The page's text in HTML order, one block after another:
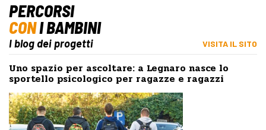
PERCORSI
CONI BAMBINI
I blog dei progetti VISITA IL SITO
Uno spazio per ascoltare: a Legnaro nasce lo
sportello psicologico per ragazze e ragazzi